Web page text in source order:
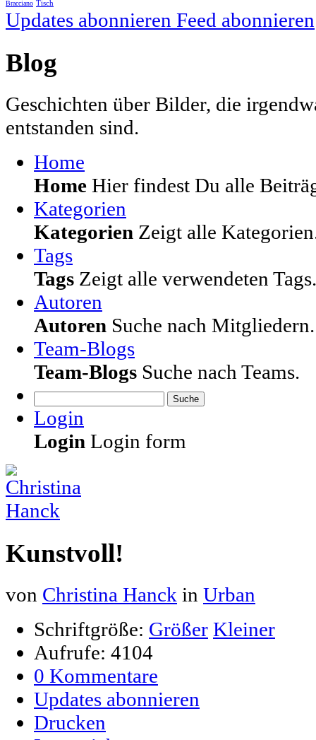
Bracciano Tisch
Updates abonnieren Feed abonnieren
Blog
Geschichten über Bilder, die
entstanden sind.
Home
Home Hier findest Du alle
Kategorien
Kategorien Zeigt alle
Tags
Tags Zeigt alle verwendeten Tags.
Autoren
Autoren Suche nach Mitgliedern.
Team-Blogs
Team-Blogs Suche nach Teams.
Suche
Login
Login Login form
Kunstvoll!
von Christina Hanck in Urban
Schriftgröße: Größer Kleiner
Aufrufe: 4104
0 Kommentare
Updates abonnieren
Drucken